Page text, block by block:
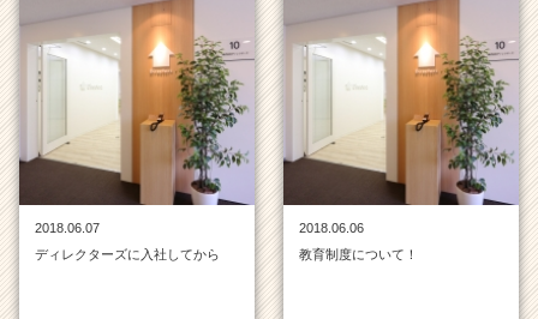
ン
一
覧
|
ベ
ン
チ
成
2018.06.07
ディレクターズに入社してから
2018.06.06
教育制度について！